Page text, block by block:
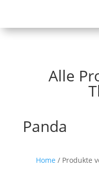
Alle
Panda
Home / Produkte